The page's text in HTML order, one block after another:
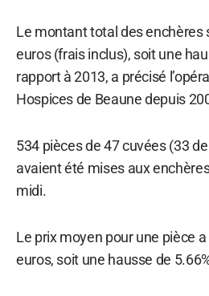
Le montant total des enchères
euros (frais inclus), soit une
rapport à 2013, a précisé
Hospices de Beaune depuis
534 pièces de 47 cuvées (33
avaient été mises aux
midi.
Le prix moyen pour une pièce
euros, soit une hausse de